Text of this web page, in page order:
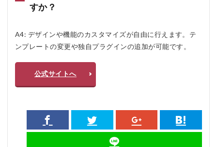
すか？
A4: デザインや機能のカスタマイズが自由に行えます。テ
ンプレートの変更や独自プラグインの追加が可能です。
公式サイトへ